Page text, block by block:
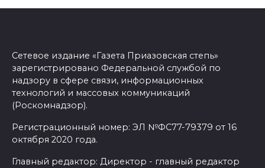
Сетевое издание «Газета Приазовская степь»
зарегистрировано Федеральной службой по
надзору в сфере связи, информационных
технологий и массовых коммуникаций
(Роскомнадзор).
Регистрационный номер: ЭЛ №ФС77-79379 от 16
октября 2020 года.
Главный редактор: Директор - главный редактор